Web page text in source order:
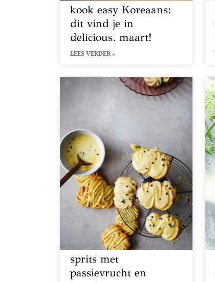
kook easy Koreaans:
dit vind je in
delicious. maart!
LEES VERDER »
sprits met
passievrucht en